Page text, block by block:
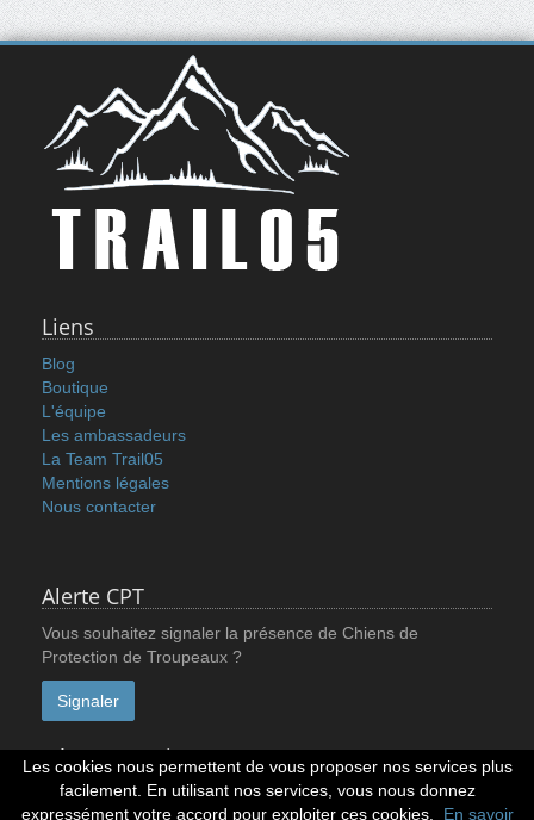
Liens
Blog
Boutique
L'équipe
Les ambassadeurs
La Team Trail05
Mentions légales
Nous contacter
Alerte CPT
Vous souhaitez signaler la présence de Chiens de
Protection de Troupeaux ?
Signaler
Réseaux sociaux
Les cookies nous permettent de vous proposer nos services plus
facilement. En utilisant nos services, vous nous donnez
expressément votre accord pour exploiter ces cookies.
En savoir